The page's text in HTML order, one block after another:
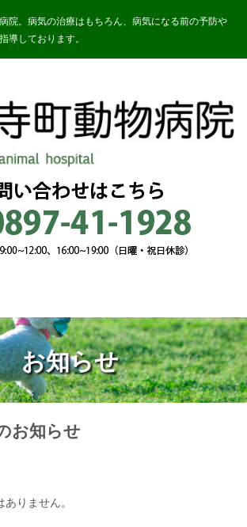
院。病気の治療はもちろん、病気になる前の予防や
導しております。
お知らせ
お知らせ
りません。